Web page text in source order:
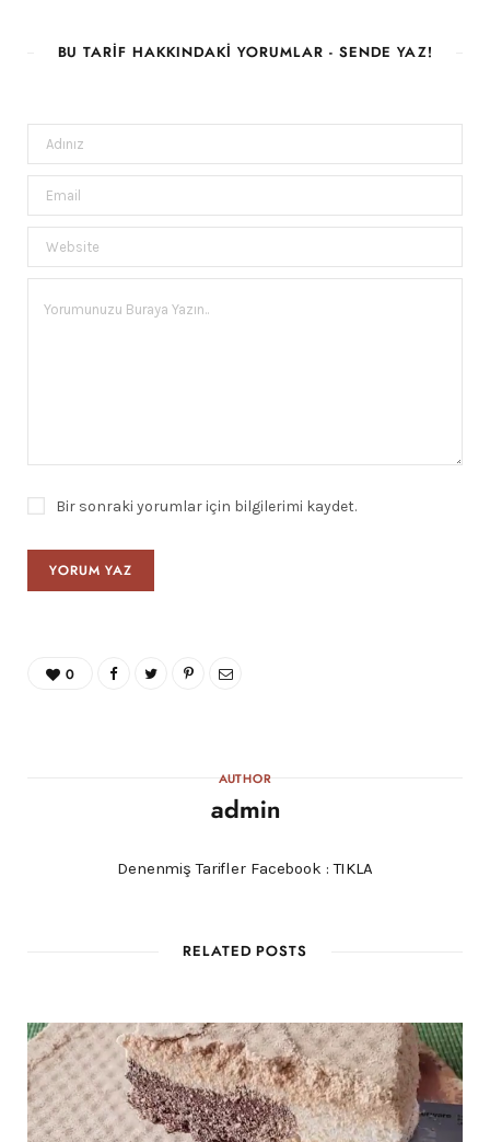
BU TARIF HAKKINDAKI YORUMLAR - SENDE YAZ!
Bir sonraki yorumlar için bilgilerimi kaydet.
0
AUTHOR
admin
Denenmiş Tarifler Facebook :TIKLA
RELATED POSTS